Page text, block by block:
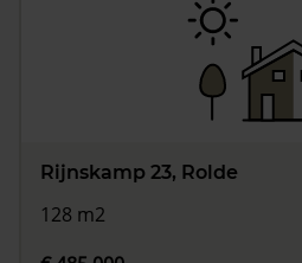
Rijnskamp 23, Rolde
128 m2